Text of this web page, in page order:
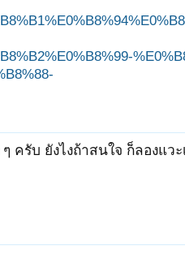
ครับ ยังไงถ้าสนใจ ก็ลองแว